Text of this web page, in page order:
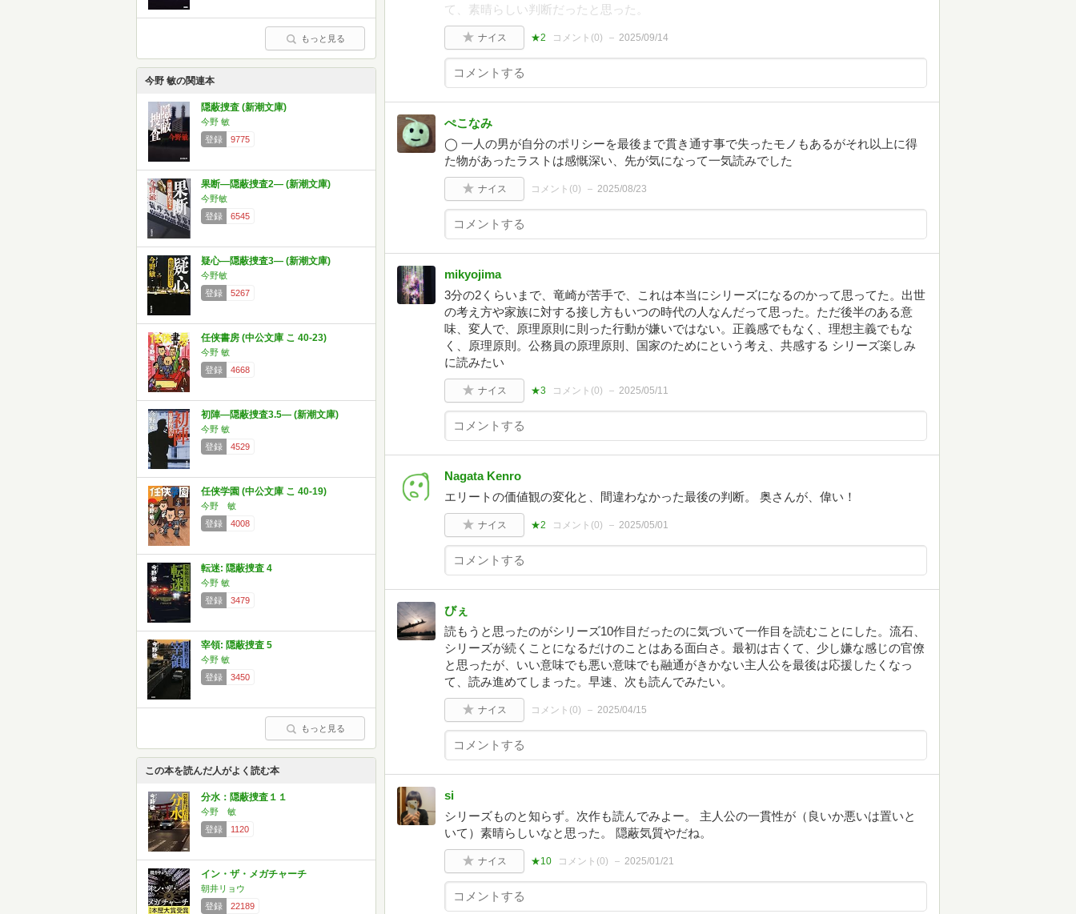
もっと見る
今野 敏の関連本
隠蔽捜査 (新潮文庫)
今野 敏
登録
9775
果断―隠蔽捜査2― (新潮文庫)
今野敏
登録
6545
疑心―隠蔽捜査3― (新潮文庫)
今野敏
登録
5267
任侠書房 (中公文庫 こ 40-23)
今野 敏
登録
4668
初陣―隠蔽捜査3.5― (新潮文庫)
今野 敏
登録
4529
任侠学園 (中公文庫 こ 40-19)
今野 敏
登録
4008
転迷: 隠蔽捜査 4
今野 敏
登録
3479
宰領: 隠蔽捜査 5
今野 敏
登録
3450
もっと見る
この本を読んだ人がよく読む本
分水：隠蔽捜査１１
今野 敏
登録
1120
イン・ザ・メガチャーチ
朝井リョウ
登録
22189
て、素晴らしい判断だったと思った。
ナイス ★2 コメント(0) 2025/09/14
ぺこなみ
◯ 一人の男が自分のポリシーを最後まで貫き通す事で失ったモノもあるがそれ以上に得
た物があったラストは感慨深い、先が気になって一気読みでした
ナイス コメント(0) 2025/08/23
mikyojima
3分の2くらいまで、竜崎が苦手で、これは本当にシリーズになるのかって思ってた。出世
の考え方や家族に対する接し方もいつの時代の人なんだって思った。ただ後半のある意
味、変人で、原理原則に則った行動が嫌いではない。正義感でもなく、理想主義でもな
く、原理原則。公務員の原理原則、国家のためにという考え、共感する シリーズ楽しみ
に読みたい
ナイス ★3 コメント(0) 2025/05/11
Nagata Kenro
エリートの価値観の変化と、間違わなかった最後の判断。 奥さんが、偉い！
ナイス ★2 コメント(0) 2025/05/01
びぇ
読もうと思ったのがシリーズ10作目だったのに気づいて一作目を読むことにした。流石、
シリーズが続くことになるだけのことはある面白さ。最初は古くて、少し嫌な感じの官僚
と思ったが、いい意味でも悪い意味でも融通がきかない主人公を最後は応援したくなっ
て、読み進めてしまった。早速、次も読んでみたい。
ナイス コメント(0) 2025/04/15
si
シリーズものと知らず。次作も読んでみよー。 主人公の一貫性が（良いか悪いは置いと
いて）素晴らしいなと思った。 隠蔽気質やだね。
ナイス ★10 コメント(0) 2025/01/21